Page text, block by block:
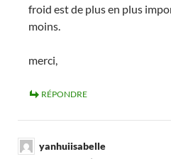
froid est de plus en plus
moins.
merci,
RÉPONDRE
yanhuiisabelle